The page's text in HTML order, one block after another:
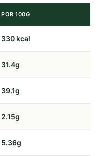
POR 100G
330 kcal
31.4g
39.1g
2.15g
5.36g